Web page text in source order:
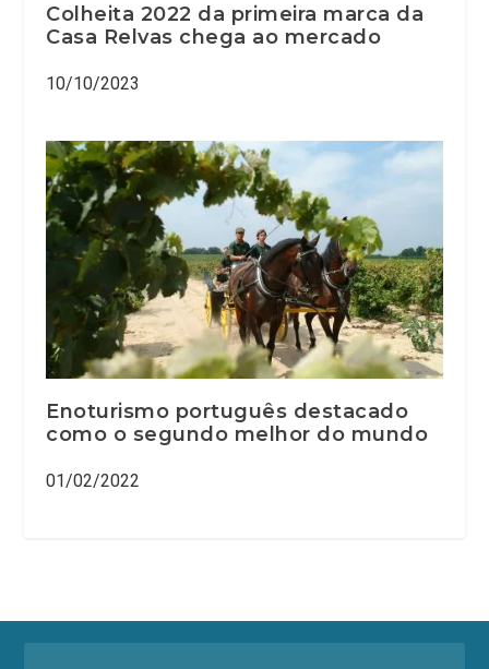
Colheita 2022 da primeira marca da
Casa Relvas chega ao mercado
10/10/2023
Enoturismo português destacado
como o segundo melhor do mundo
01/02/2022